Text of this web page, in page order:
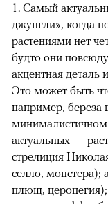
1. Самый
джунгли», когда
растениями нет
будто они
акцентная
Это может быть
например, береза
минималистичном
актуальных —
стрелиция
селло, монстера);
плющ, церопегия);